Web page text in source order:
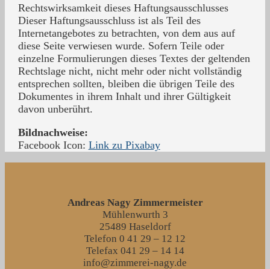
Rechtswirksamkeit dieses Haftungsausschlusses
Dieser Haftungsausschluss ist als Teil des
Internetangebotes zu betrachten, von dem aus auf
diese Seite verwiesen wurde. Sofern Teile oder
einzelne Formulierungen dieses Textes der geltenden
Rechtslage nicht, nicht mehr oder nicht vollständig
entsprechen sollten, bleiben die übrigen Teile des
Dokumentes in ihrem Inhalt und ihrer Gültigkeit
davon unberührt.
Bildnachweise:
Facebook Icon: Link zu Pixabay
Andreas Nagy Zimmermeister
Mühlenwurth 3
25489 Haseldorf
Telefon 0 41 29 – 12 12
Telefax 041 29 – 14 14
info@zimmerei-nagy.de